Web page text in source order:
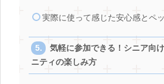
実際に使って感じた安心感とペ
気軽に参加できる！シニア向
ニティの楽しみ方